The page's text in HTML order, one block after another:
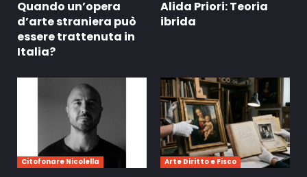
Quando un’opera
d’arte straniera può
essere trattenuta in
Italia?
Alida Priori: Teoria
ibrida
Citofonare Nicolella Arte Diritto e Fisco